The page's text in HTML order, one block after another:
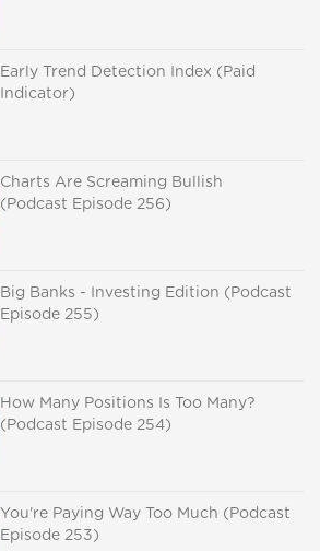
Early Trend Detection Index (Paid
Indicator)
Charts Are Screaming Bullish
(Podcast Episode 256)
Big Banks - Investing Edition (Podcast
Episode 255)
How Many Positions Is Too Many?
(Podcast Episode 254)
You're Paying Way Too Much (Podcast
Episode 253)